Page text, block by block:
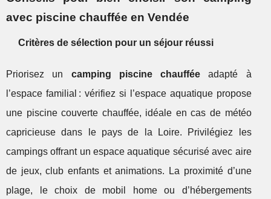
avec piscine chauffée en Vendée
Critères de sélection pour un séjour réussi
Priorisez un camping piscine chauffée adapté à
l’espace familial : vérifiez si l’espace aquatique propose
une piscine couverte chauffée, idéale en cas de météo
capricieuse dans le pays de la Loire. Privilégiez les
campings offrant un espace aquatique sécurisé avec aire
de jeux, club enfants et animations. La proximité d’une
plage, le choix de mobil home ou d’hébergements